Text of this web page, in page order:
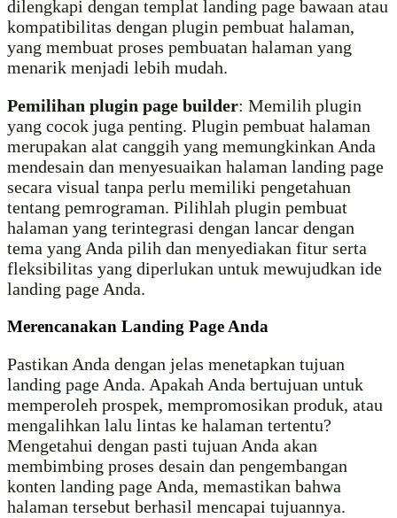
dilengkapi dengan templat landing page bawaan atau
kompatibilitas dengan plugin pembuat halaman,
yang membuat proses pembuatan halaman yang
menarik menjadi lebih mudah.
Pemilihan plugin page builder: Memilih plugin
yang cocok juga penting. Plugin pembuat halaman
merupakan alat canggih yang memungkinkan Anda
mendesain dan menyesuaikan halaman landing page
secara visual tanpa perlu memiliki pengetahuan
tentang pemrograman. Pilihlah plugin pembuat
halaman yang terintegrasi dengan lancar dengan
tema yang Anda pilih dan menyediakan fitur serta
fleksibilitas yang diperlukan untuk mewujudkan ide
landing page Anda.
Merencanakan Landing Page Anda
Pastikan Anda dengan jelas menetapkan tujuan
landing page Anda. Apakah Anda bertujuan untuk
memperoleh prospek, mempromosikan produk, atau
mengalihkan lalu lintas ke halaman tertentu?
Mengetahui dengan pasti tujuan Anda akan
membimbing proses desain dan pengembangan
konten landing page Anda, memastikan bahwa
halaman tersebut berhasil mencapai tujuannya.